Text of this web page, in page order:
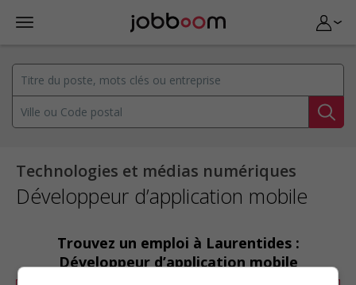
Technologies et médias numériques
Développeur d’application mobile
Trouvez un emploi à Laurentides :
Développeur d’application mobile